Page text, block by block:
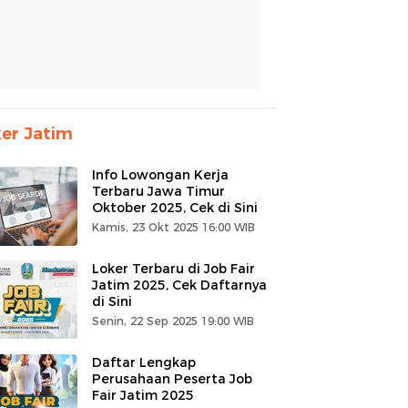
Jatim
Info Lowongan Kerja
Terbaru Jawa Timur
Oktober 2025, Cek di Sini
Kamis, 23 Okt 2025 16:00 WIB
Loker Terbaru di Job Fair
Jatim 2025, Cek Daftarnya
di Sini
Senin, 22 Sep 2025 19:00 WIB
Daftar Lengkap
Perusahaan Peserta Job
Fair Jatim 2025